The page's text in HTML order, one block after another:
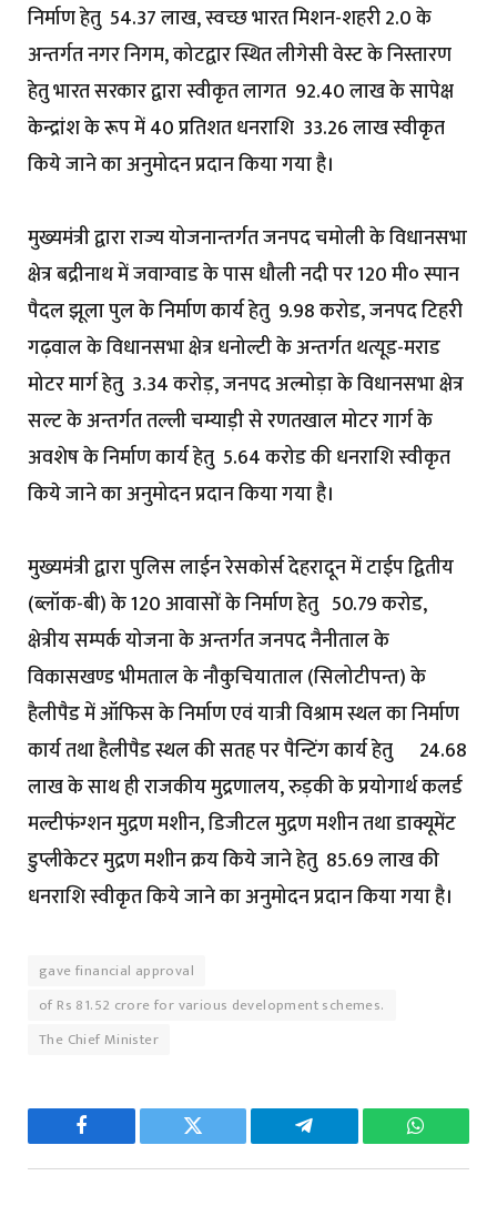
निर्माण हेतु ₹ 54.37 लाख, स्वच्छ भारत मिशन-शहरी 2.0 के
अन्तर्गत नगर निगम, कोटद्वार स्थित लीगेसी वेस्ट के निस्तारण
हेतु भारत सरकार द्वारा स्वीकृत लागत ₹ 92.40 लाख के सापेक्ष
केन्द्रांश के रूप में 40 प्रतिशत धनराशि ₹ 33.26 लाख स्वीकृत
किये जाने का अनुमोदन प्रदान किया गया है।
मुख्यमंत्री द्वारा राज्य योजनान्तर्गत जनपद चमोली के विधानसभा
क्षेत्र बद्रीनाथ में जवाग्वाड के पास धौली नदी पर 120 मी० स्पान
पैदल झूला पुल के निर्माण कार्य हेतु ₹ 9.98 करोड, जनपद टिहरी
गढ़वाल के विधानसभा क्षेत्र धनोल्टी के अन्तर्गत थत्यूड-मराड
मोटर मार्ग हेतु ₹ 3.34 करोड़, जनपद अल्मोड़ा के विधानसभा क्षेत्र
सल्ट के अन्तर्गत तल्ली चम्याड़ी से रणतखाल मोटर गार्ग के
अवशेष के निर्माण कार्य हेतु ₹ 5.64 करोड की धनराशि स्वीकृत
किये जाने का अनुमोदन प्रदान किया गया है।
मुख्यमंत्री द्वारा पुलिस लाईन रेसकोर्स देहरादून में टाईप द्वितीय
(ब्लॉक-बी) के 120 आवासों के निर्माण हेतु ₹ 50.79 करोड,
क्षेत्रीय सम्पर्क योजना के अन्तर्गत जनपद नैनीताल के
विकासखण्ड भीमताल के नौकुचियाताल (सिलोटीपन्त) के
हैलीपैड में ऑफिस के निर्माण एवं यात्री विश्राम स्थल का निर्माण
कार्य तथा हैलीपैड स्थल की सतह पर पैन्टिंग कार्य हेतु ₹ 24.68
लाख के साथ ही राजकीय मुद्रणालय, रुड़की के प्रयोगार्थ कलर्ड
मल्टीफंग्शन मुद्रण मशीन, डिजीटल मुद्रण मशीन तथा डाक्यूमेंट
डुप्लीकेटर मुद्रण मशीन क्रय किये जाने हेतु ₹ 85.69 लाख की
धनराशि स्वीकृत किये जाने का अनुमोदन प्रदान किया गया है।
gave financial approval
of Rs 81.52 crore for various development schemes.
The Chief Minister
Facebook Twitter Telegram